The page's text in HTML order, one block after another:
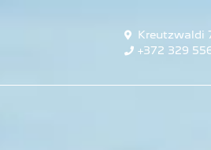
Kreutzwaldi
+372 329